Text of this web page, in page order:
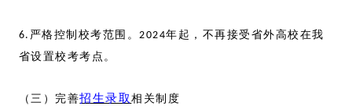
6. 严格控制校考范围。2024年起，不再接受省外高校在我
省设置校考考点。
（三）完善招生录取相关制度